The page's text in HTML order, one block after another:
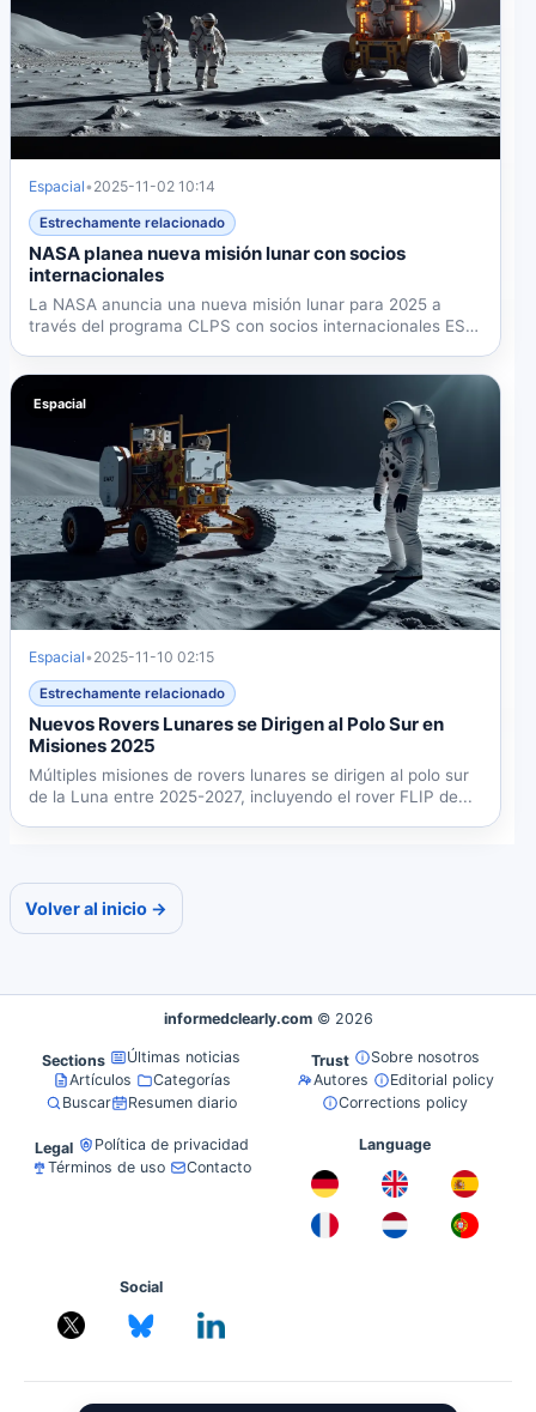
Espacial• 2025-11-02 10:14
Estrechamente relacionado
NASA planea nueva misión lunar con socios
internacionales
La NASA anuncia una nueva misión lunar para 2025 a
través del programa CLPS con socios internacionales ESA
Espacial
Espacial• 2025-11-10 02:15
Estrechamente relacionado
Nuevos Rovers Lunares se Dirigen al Polo Sur en
Misiones 2025
Múltiples misiones de rovers lunares se dirigen al polo sur
de la Luna entre 2025-2027, incluyendo el rover FLIP de...
Volver al inicio →
informedclearly.com © 2026
Sections
Últimas noticias
Artículos
Categorías
Buscar
Resumen diario
Trust
Sobre nosotros
Autores
Editorial policy
Corrections policy
Legal
Política de privacidad
Términos de uso
Contacto
Language
Social